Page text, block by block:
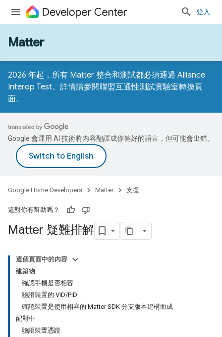
登入
Matter
2026 年起，所有 Matter 整合和測試都必須通過 Alliance
Interop Test。詳情請參閱聯盟互通性測試實驗室轉換頁
面。
Google 會運用 AI 技術將內容翻譯成你偏好的語言，但可能會出錯。
Google Home Developers Matter 支援
這對你有幫助嗎？
Matter 疑難排解
這個頁面中的內容
建築物
確認手機是否相容
驗證裝置的 VID/PID
確認裝置是使用相容的 Matter SDK 分支版本建構而成
配對中
驗證裝置憑證